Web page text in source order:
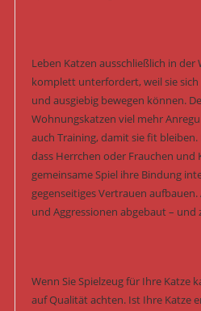
Leben Katzen ausschließlich in
komplett unterfordert, weil sie
und ausgiebig bewegen können.
Wohnungskatzen viel mehr
auch Training, damit sie fit
dass Herrchen oder Frauchen und
gemeinsame Spiel ihre Bindung
gegenseitiges Vertrauen
und Aggressionen abgebaut – und
Wenn Sie Spielzeug für Ihre Katze
auf Qualität achten. Ist Ihre Katze